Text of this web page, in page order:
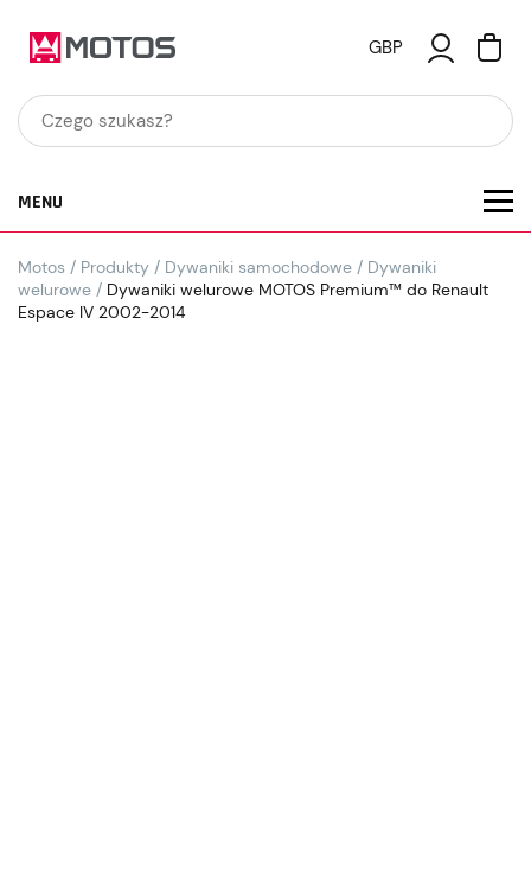
GBP
MENU
Motos / Produkty / Dywaniki samochodowe / Dywaniki
welurowe / Dywaniki welurowe MOTOS Premium™ do Renault
Espace IV 2002-2014